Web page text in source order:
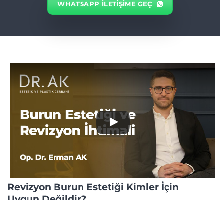
WHATSAPP ILETIŞIME GEÇ
Revizyon Burun Estetiği Kimler İçin